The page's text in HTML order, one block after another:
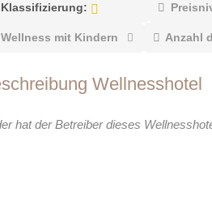
Klassifizierung:
Wellness mit Kindern Anzahl
Wellnesshotel
hat der Betreiber dieses